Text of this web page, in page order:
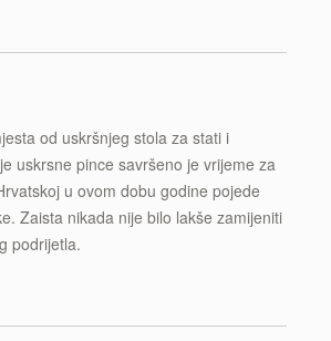
od uskršnjeg stola za stati i
uskrsne pince savršeno je vrijeme za
u ovom dobu godine pojede
Zaista nikada nije bilo lakše zamijeniti
podrijetla.